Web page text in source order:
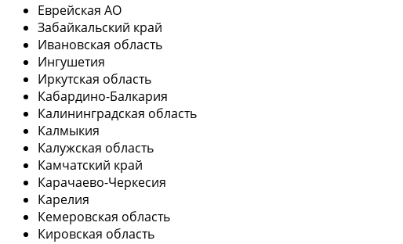
Еврейская АО
Забайкальский край
Ивановская область
Ингушетия
Иркутская область
Кабардино-Балкария
Калининградская область
Калмыкия
Калужская область
Камчатский край
Карачаево-Черкесия
Карелия
Кемеровская область
Кировская область